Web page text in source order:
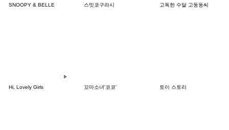
SNOOPY & BELLE 스밋코구라시 고독한 수달 고둥둥씨
Hi, Lovely Girls 꼬마소녀'코코' 토이 스토리